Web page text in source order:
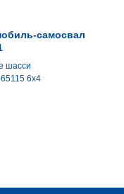
самосвал
шасси
6х4